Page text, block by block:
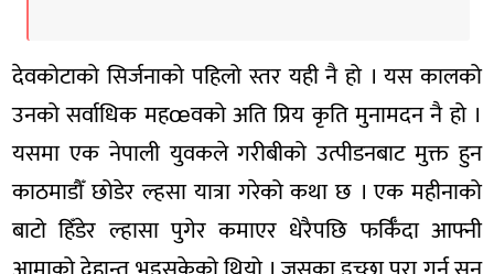
देवकोटाको सिर्जनाको पहिलो स्तर यही नै हो । यस कालको
उनको सर्वाधिक महœवको अति प्रिय कृति मुनामदन नै हो ।
यसमा एक नेपाली युवकले गरीबीको उत्पीडनबाट मुक्त हुन
काठमाडौँ छोडेर ल्हसा यात्रा गरेको कथा छ । एक महीनाको
बाटो हिँडेर ल्हासा पुगेर कमाएर धेरैपछि फर्किँदा आफ्नी